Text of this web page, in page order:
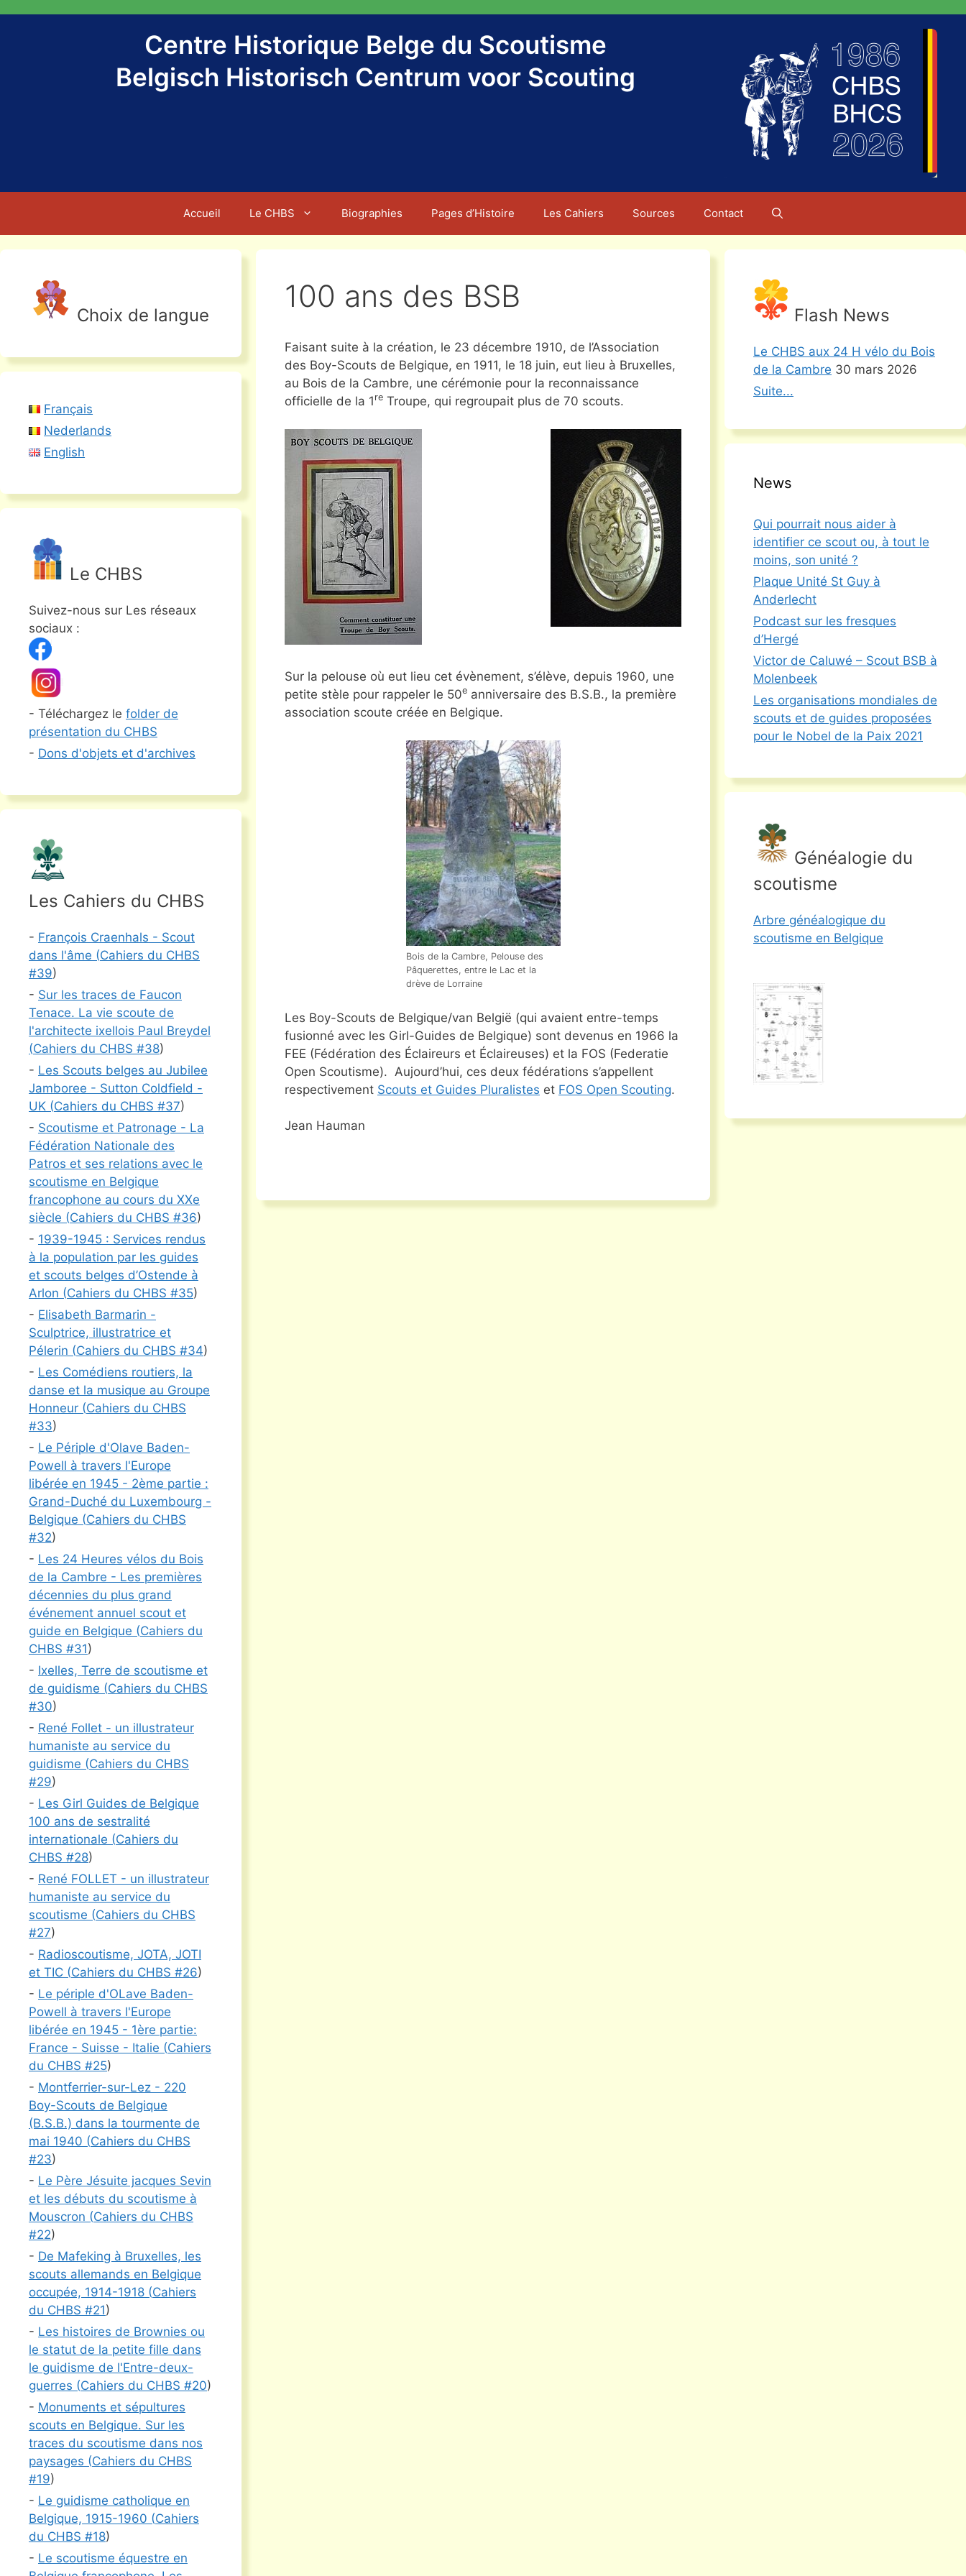
Centre Historique Belge du Scoutisme
Belgisch Historisch Centrum voor Scouting
Accueil Le CHBS Biographies Pages d’Histoire Les Cahiers Sources Contact
100 ans des BSB
Faisant suite à la création, le 23 décembre 1910, de l’Association
des Boy-Scouts de Belgique, en 1911, le 18 juin, eut lieu à Bruxelles,
au Bois de la Cambre, une cérémonie pour la reconnaissance
officielle de la 1 re Troupe, qui regroupait plus de 70 scouts.
Sur la pelouse où eut lieu cet évènement, s’élève, depuis 1960, une
petite stèle pour rappeler le 50e anniversaire des B.S.B., la première
association scoute créée en Belgique.
Bois de la Cambre, Pelouse des
Pâquerettes, entre le Lac et la
drève de Lorraine
Les Boy-Scouts de Belgique/van België (qui avaient entre-temps
fusionné avec les Girl-Guides de Belgique) sont devenus en 1966 la
FEE (Fédération des Éclaireurs et Éclaireuses) et la FOS (Federatie
Open Scoutisme). Aujourd’hui, ces deux fédérations s’appellent
respectivement Scouts et Guides Pluralistes et FOS Open Scouting.
Jean Hauman
Choix de langue
Français
Nederlands
English
Le CHBS
Suivez-nous sur Les réseaux
sociaux :
- Téléchargez le folder de
présentation du CHBS
- Dons d'objets et d'archives
Les Cahiers du CHBS
- François Craenhals - Scout
dans l'âme (Cahiers du CHBS
#39)
- Sur les traces de Faucon
Tenace. La vie scoute de
l'architecte ixellois Paul Breydel
(Cahiers du CHBS #38)
- Les Scouts belges au Jubilee
Jamboree - Sutton Coldfield -
UK (Cahiers du CHBS #37)
- Scoutisme et Patronage - La
Fédération Nationale des
Patros et ses relations avec le
scoutisme en Belgique
francophone au cours du XXe
siècle (Cahiers du CHBS #36)
- 1939-1945 : Services rendus
à la population par les guides
et scouts belges d’Ostende à
Arlon (Cahiers du CHBS #35)
- Elisabeth Barmarin -
Sculptrice, illustratrice et
Pélerin (Cahiers du CHBS #34)
- Les Comédiens routiers, la
danse et la musique au Groupe
Honneur (Cahiers du CHBS
#33)
- Le Périple d'Olave Baden-
Powell à travers l'Europe
libérée en 1945 - 2ème partie :
Grand-Duché du Luxembourg -
Belgique (Cahiers du CHBS
#32)
- Les 24 Heures vélos du Bois
de la Cambre - Les premières
décennies du plus grand
événement annuel scout et
guide en Belgique (Cahiers du
CHBS #31)
- Ixelles, Terre de scoutisme et
de guidisme (Cahiers du CHBS
#30)
- René Follet - un illustrateur
humaniste au service du
guidisme (Cahiers du CHBS
#29)
- Les Girl Guides de Belgique
100 ans de sestralité
internationale (Cahiers du
CHBS #28)
- René FOLLET - un illustrateur
humaniste au service du
scoutisme (Cahiers du CHBS
#27)
- Radioscoutisme, JOTA, JOTI
et TIC (Cahiers du CHBS #26)
- Le périple d'OLave Baden-
Powell à travers l'Europe
libérée en 1945 - 1ère partie:
France - Suisse - Italie (Cahiers
du CHBS #25)
- Montferrier-sur-Lez - 220
Boy-Scouts de Belgique
(B.S.B.) dans la tourmente de
mai 1940 (Cahiers du CHBS
#23)
- Le Père Jésuite jacques Sevin
et les débuts du scoutisme à
Mouscron (Cahiers du CHBS
#22)
- De Mafeking à Bruxelles, les
scouts allemands en Belgique
occupée, 1914-1918 (Cahiers
du CHBS #21)
- Les histoires de Brownies ou
le statut de la petite fille dans
le guidisme de l'Entre-deux-
guerres (Cahiers du CHBS #20)
- Monuments et sépultures
scouts en Belgique. Sur les
traces du scoutisme dans nos
paysages (Cahiers du CHBS
#19)
- Le guidisme catholique en
Belgique, 1915-1960 (Cahiers
du CHBS #18)
- Le scoutisme équestre en
Flash News
Le CHBS aux 24 H vélo du Bois
de la Cambre 30 mars 2026
Suite...
News
Qui pourrait nous aider à
identifier ce scout ou, à tout le
moins, son unité ?
Plaque Unité St Guy à
Anderlecht
Podcast sur les fresques
d’Hergé
Victor de Caluwé – Scout BSB à
Molenbeek
Les organisations mondiales de
scouts et de guides proposées
pour le Nobel de la Paix 2021
Généalogie du
scoutisme
Arbre généalogique du
scoutisme en Belgique